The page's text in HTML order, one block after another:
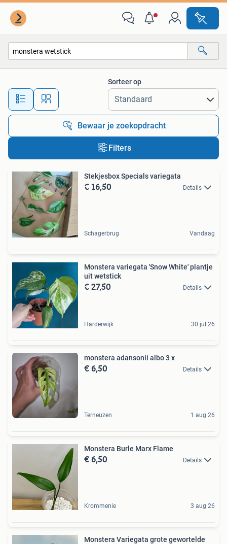
Alle afstanden…
Sorteer op
Bewaar je zoekopdracht
Filters
Stekjesbox Specials variegata
€ 16,50 Details
Schagerbrug Vandaag
Monstera variegata 'Snow White' plantje
uit wetstick
€ 27,50 Details
Harderwijk 30 jul 26
monstera adansonii albo 3 x
€ 6,50 Details
Terneuzen 1 aug 26
Monstera Burle Marx Flame
€ 6,50 Details
Krommenie 3 aug 26
Monstera Variegata grote gewortelde